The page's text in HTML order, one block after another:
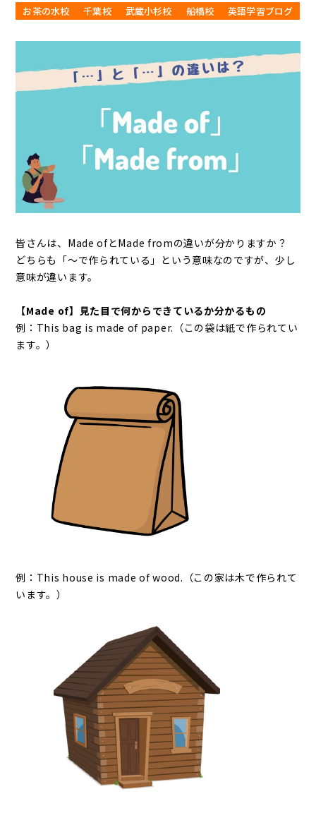
お茶の水校 千葉校 武蔵小杉校 船橋校 英語学習ブログ
皆さんは、Made ofとMade fromの違いが分かりますか？
どちらも「～で作られている」という意味なのですが、少し
意味が違います。
【Made of】見た目で何からできているか分かるもの
例：This bag is made of paper.（この袋は紙で作られてい
ます。）
例：This house is made of wood.（この家は木で作られて
います。）